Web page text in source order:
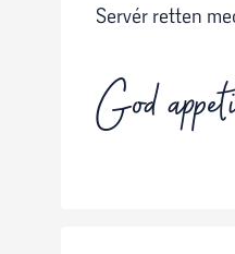
Servér retten
God